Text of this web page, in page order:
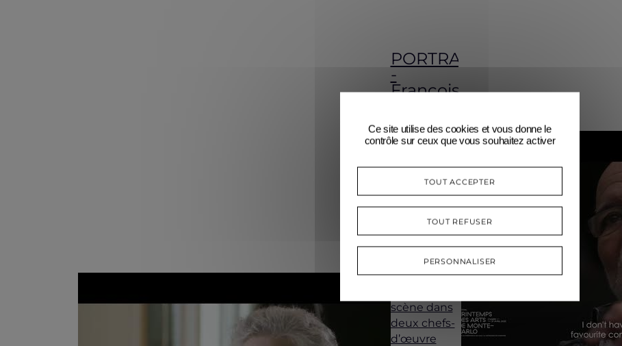
PORTRAIT
-
François-
Guy
Le deuxième
week-end du
pianiste
François-
Frédéric Guy
occupe le
scène dans
deux chefs-
d’œuvre
Ce site utilise des cookies et vous donne le
contrôle sur ceux que vous souhaitez activer
TOUT ACCEPTER
TOUT REFUSER
PERSONNALISER